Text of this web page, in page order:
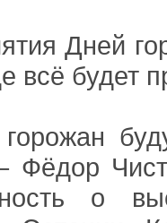
Дней
всё будет
Фёдор
о